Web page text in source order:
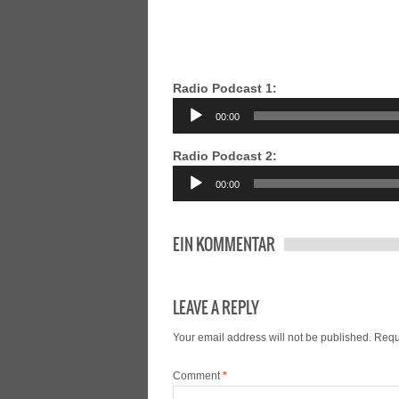
Radio Podcast 1:
Audio
Player
00:00
Radio Podcast 2:
Audio
Player
00:00
EIN KOMMENTAR
LEAVE A REPLY
Your email address will not be published.
Comment*